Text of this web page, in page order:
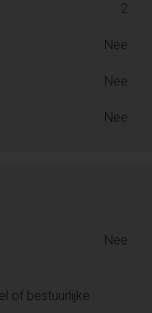
2
Nee
Nee
Nee
Nee
of bestuurlijke